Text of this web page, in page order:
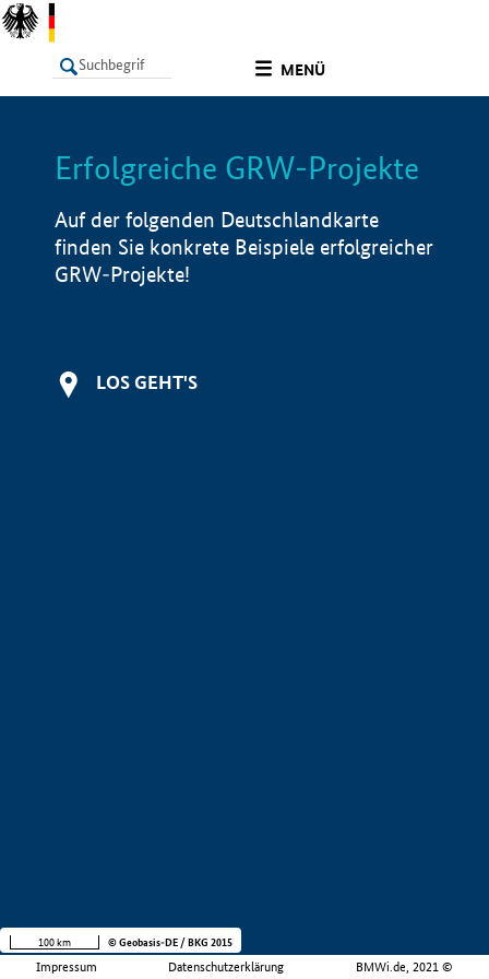
MENÜ
LISTE Info
Erfolgreiche GRW-Projekte
Auf der folgenden Deutschlandkarte
finden Sie konkrete Beispiele erfolgreicher
GRW-Projekte!
LOS GEHT'S
Impressum Datenschutzerklärung BMWi.de, 2021 ©
100 km © Geobasis-DE / BKG 2015